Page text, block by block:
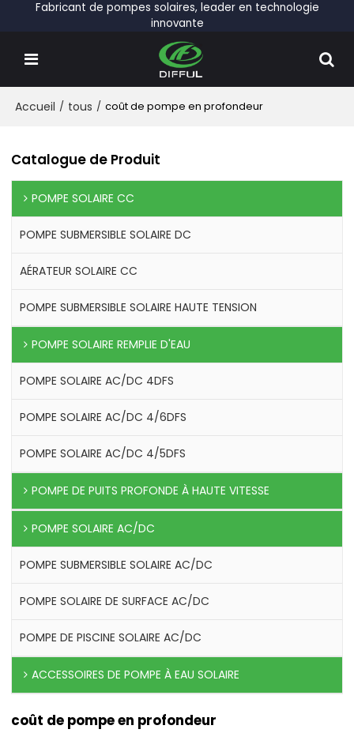
Fabricant de pompes solaires, leader en technologie
innovante
Accueil / tous / coût de pompe en profondeur
Catalogue de Produit
POMPE SOLAIRE CC
POMPE SUBMERSIBLE SOLAIRE DC
AÉRATEUR SOLAIRE CC
POMPE SUBMERSIBLE SOLAIRE HAUTE TENSION
POMPE SOLAIRE REMPLIE D'EAU
POMPE SOLAIRE AC/DC 4DFS
POMPE SOLAIRE AC/DC 4/6DFS
POMPE SOLAIRE AC/DC 4/5DFS
POMPE DE PUITS PROFONDE À HAUTE VITESSE
POMPE SOLAIRE AC/DC
POMPE SUBMERSIBLE SOLAIRE AC/DC
POMPE SOLAIRE DE SURFACE AC/DC
POMPE DE PISCINE SOLAIRE AC/DC
ACCESSOIRES DE POMPE À EAU SOLAIRE
coût de pompe en profondeur